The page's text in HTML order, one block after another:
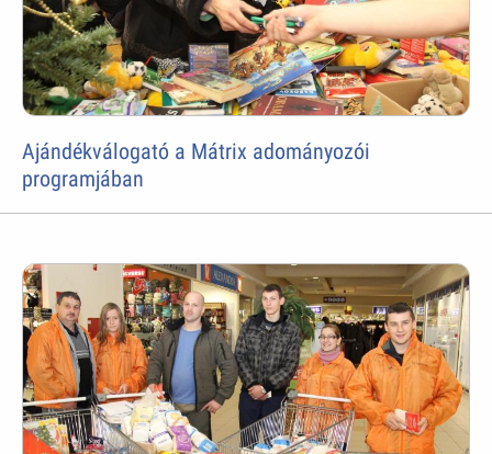
Ajándékválogató a Mátrix adományozói
programjában